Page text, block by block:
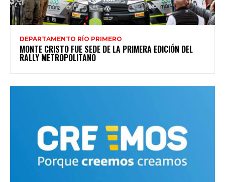
DEPARTAMENTO RÍO PRIMERO
MONTE CRISTO FUE SEDE DE LA PRIMERA EDICIÓN DEL
RALLY METROPOLITANO